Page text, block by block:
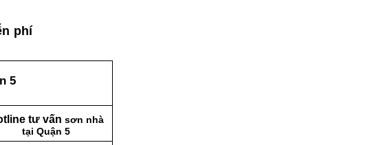
phí
5
tư vấn sơn nhà
tại Quận 5